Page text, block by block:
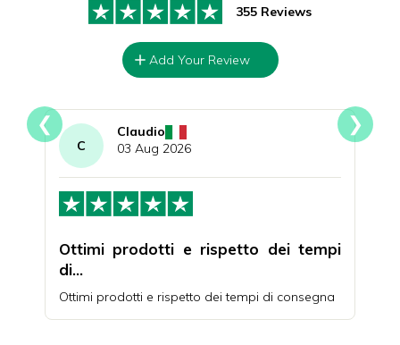
355 Reviews
Add Your Review
C
Claudio
03 Aug 2026
Ottimi prodotti e rispetto dei tempi
di…
Ottimi prodotti e rispetto dei tempi di consegna
❮ ❯